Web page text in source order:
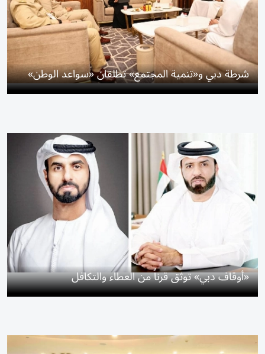
شرطة دبي و«تنمية المجتمع» تطلقان «سواعد الوطن»
«أوقاف دبي» توثق قرناً من العطاء والتكافل